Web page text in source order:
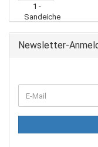
Newsletter-
ZUR
E-
Mail